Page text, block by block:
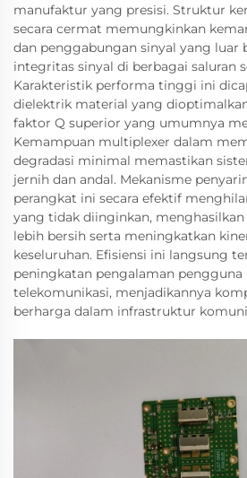
manufaktur yang presisi. Struktur
secara cermat memungkinkan
dan penggabungan sinyal yang luar
integritas sinyal di berbagai saluran
Karakteristik performa tinggi ini
dielektrik material yang
faktor Q superior yang umumnya
Kemampuan multiplexer dalam
degradasi minimal memastikan
jernih dan andal. Mekanisme
perangkat ini secara efektif
yang tidak diinginkan, menghasilkan
lebih bersih serta meningkatkan
keseluruhan. Efisiensi ini langsung
peningkatan pengalaman pengguna
telekomunikasi, menjadikannya
berharga dalam infrastruktur